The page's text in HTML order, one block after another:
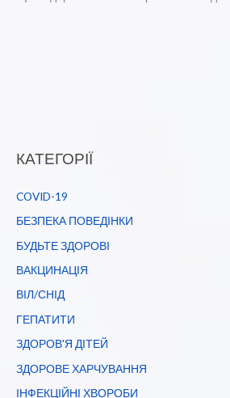
КАТЕГОРІЇ
COVID-19
БЕЗПЕКА ПОВЕДІНКИ
БУДЬТЕ ЗДОРОВІ
ВАКЦИНАЦІЯ
ВІЛ/СНІД
ГЕПАТИТИ
ЗДОРОВ'Я ДІТЕЙ
ЗДОРОВЕ ХАРЧУВАННЯ
ІНФЕКЦІЙНІ ХВОРОБИ